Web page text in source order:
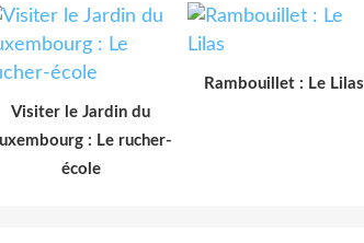
Visiter le Jardin du
: Le rucher-
école
Rambouillet : Le Lilas